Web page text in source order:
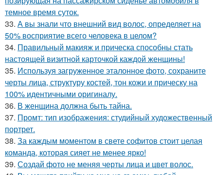
темное время суток.
33. А вы знали что внешний вид волос, определяет на
50% восприятие всего человека в целом?
34. Правильный макияж и прическа способны стать
настоящей визитной карточкой каждой женщины!
35. Используя загруженное эталонное фото, сохраните
черты лица, структуру костей, тон кожи и прическу на
100% идентичными оригиналу.
36. В женщина должна быть тайна.
37. Промт: тип изображения: студийный художественный
портрет.
38. За каждым моментом в свете софитов стоит целая
команда, которая сияет не менее ярко!
39. Создай фото не меняя черты лица и цвет волос.